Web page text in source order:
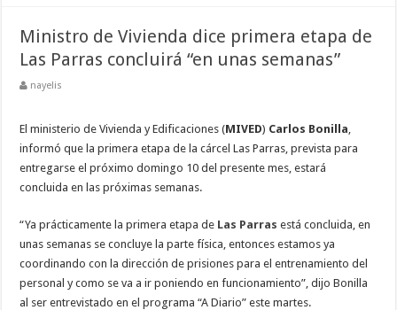
Ministro de Vivienda dice primera etapa de
Las Parras concluirá “en unas semanas”
nayelis
El ministerio de Vivienda y Edificaciones (MIVED) Carlos Bonilla
informó que la primera etapa de la cárcel Las Parras, prevista para
entregarse el próximo domingo 10 del presente mes, estará
concluida en las próximas semanas.
“Ya prácticamente la primera etapa de Las Parras está concluida, en
unas semanas se concluye la parte física, entonces estamos ya
coordinando con la dirección de prisiones para el entrenamiento del
personal y como se va a ir poniendo en funcionamiento”, dijo Bonilla
al ser entrevistado en el programa “A Diario” este martes.